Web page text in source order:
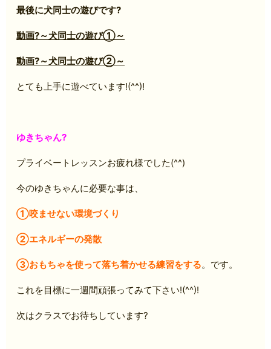
最後に犬同士の遊びです?
動画?～犬同士の遊び①～
動画?～犬同士の遊び②～
とても上手に遊べています!(^^)!
ゆきちゃん?
プライベートレッスンお疲れ様でした(^^)
今のゆきちゃんに必要な事は、
①咬ませない環境づくり
②エネルギーの発散
③おもちゃを使って落ち着かせる練習をする。です。
これを目標に一週間頑張ってみて下さい!(^^)!
次はクラスでお待ちしています?